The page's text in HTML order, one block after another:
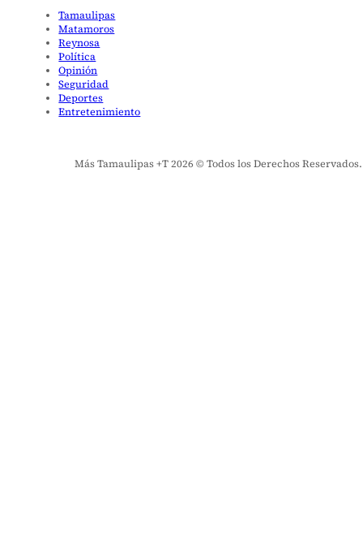
Tamaulipas
Matamoros
Reynosa
Política
Opinión
Seguridad
Deportes
Entretenimiento
Más Tamaulipas +T 2026 © Todos los Derechos